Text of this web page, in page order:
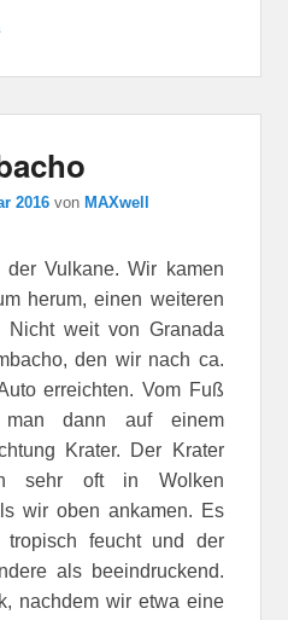
2016 von MAXwell
Vulkane. Wir kamen
herum, einen weiteren
Nicht weit von Granada
den wir nach ca.
erreichten. Vom Fuß
dann auf einem
Krater. Der Krater
sehr oft in Wolken
wir oben ankamen. Es
feucht und der
als beeindruckend.
nachdem wir etwa eine